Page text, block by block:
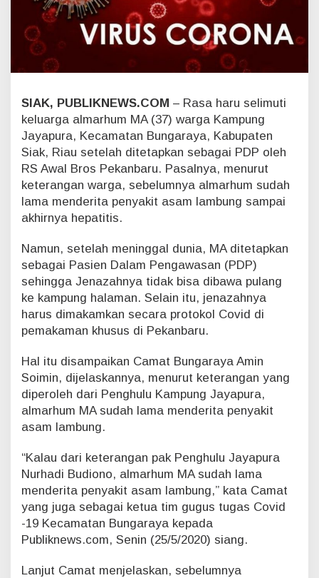
i
t
e
a
i
t
s
,
W
a
r
a
u
n
g
a
r
a
y
I
n
D
i
m
k
m
k
a
n
S
SIAK, PUBLIKNEWS.COM – Rasa haru selimuti
keluarga almarhum MA (37) warga Kampung
Jayapura, Kecamatan Bungaraya, Kabupaten
Siak, Riau setelah ditetapkan sebagai PDP oleh
RS Awal Bros Pekanbaru. Pasalnya, menurut
keterangan warga, sebelumnya almarhum sudah
lama menderita penyakit asam lambung sampai
akhirnya hepatitis.
Namun, setelah meninggal dunia, MA ditetapkan
sebagai Pasien Dalam Pengawasan (PDP)
sehingga Jenazahnya tidak bisa dibawa pulang
ke kampung halaman. Selain itu, jenazahnya
harus dimakamkan secara protokol Covid di
pemakaman khusus di Pekanbaru.
Hal itu disampaikan Camat Bungaraya Amin
Soimin, dijelaskannya, menurut keterangan yang
diperoleh dari Penghulu Kampung Jayapura,
almarhum MA sudah lama menderita penyakit
asam lambung.
“Kalau dari keterangan pak Penghulu Jayapura
Nurhadi Budiono, almarhum MA sudah lama
menderita penyakit asam lambung,” kata Camat
yang juga sebagai ketua tim gugus tugas Covid
-19 Kecamatan Bungaraya kepada
Publiknews.com, Senin (25/5/2020) siang.
Lanjut Camat menjelaskan, sebelumnya